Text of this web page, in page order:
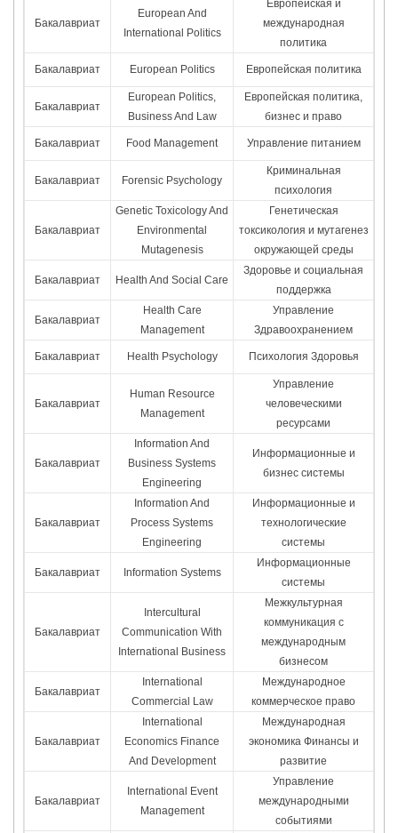
Бакалавриат
European And
International Politics
Европейская и
международная
политика
Бакалавриат European Politics Европейская политика
Бакалавриат
European Politics,
Business And Law
Европейская политика,
бизнес и право
Бакалавриат Food Management Управление питанием
Бакалавриат Forensic Psychology
Криминальная
психология
Бакалавриат
Genetic Toxicology And
Environmental
Mutagenesis
Генетическая
токсикология и мутагенез
окружающей среды
Бакалавриат Health And Social Care
Здоровье и социальная
поддержка
Бакалавриат
Health Care
Management
Управление
Здравоохранением
Бакалавриат Health Psychology Психология Здоровья
Бакалавриат
Human Resource
Management
Управление
человеческими
ресурсами
Бакалавриат
Information And
Business Systems
Engineering
Информационные и
бизнес системы
Бакалавриат
Information And
Process Systems
Engineering
Информационные и
технологические
системы
Бакалавриат Information Systems
Информационные
системы
Бакалавриат
Intercultural
Communication With
International Business
Межкультурная
коммуникация с
международным
бизнесом
Бакалавриат
International
Commercial Law
Международное
коммерческое право
Бакалавриат
International
Economics Finance
And Development
Международная
экономика Финансы и
развитие
Бакалавриат
International Event
Management
Управление
международными
событиями